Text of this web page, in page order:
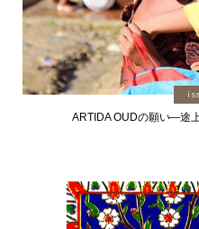
ARTIDA OUDの願い―途